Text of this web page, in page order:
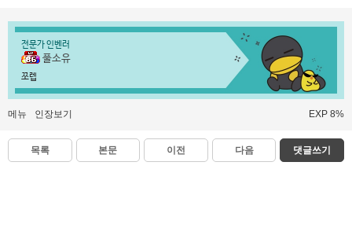
전문가 인벤러
풀소유
쪼렙
메뉴 인장보기 EXP 8%
목록 본문 이전 다음 댓글쓰기